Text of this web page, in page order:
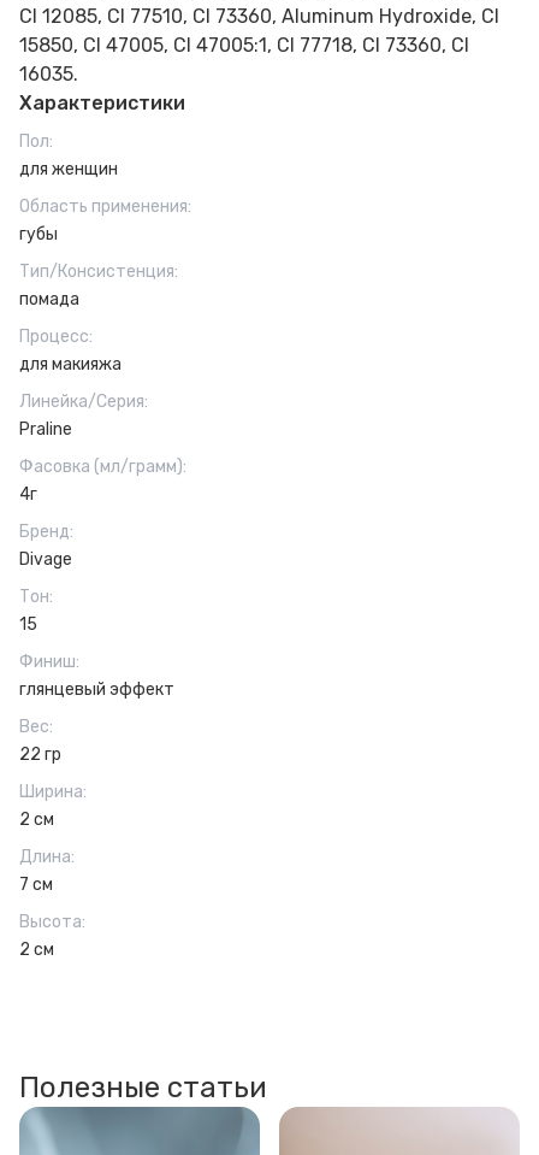
CI 12085, CI 77510, CI 73360, Aluminum Hydroxide, CI
15850, CI 47005, CI 47005:1, CI 77718, CI 73360, CI
16035.
Характеристики
Пол:
для женщин
Область применения:
губы
Тип/Консистенция:
помада
Процесс:
для макияжа
Линейка/Серия:
Praline
Фасовка (мл/грамм):
4г
Бренд:
Divage
Тон:
15
Финиш:
глянцевый эффект
Вес:
22 гр
Ширина:
2 см
Длина:
7 см
Высота:
2 см
Полезные статьи